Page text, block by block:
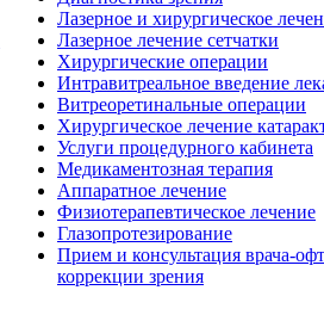
Лазерное и хирургическое
Лазерное лечение сетчатки
Хирургические операции
Интравитреальное введение
Витреоретинальные операции
Хирургическое лечение
Услуги процедурного кабинета
Медикаментозная терапия
Аппаратное лечение
Физиотерапевтическое лечение
Глазопротезирование
Прием и консультация врача-
коррекции зрения